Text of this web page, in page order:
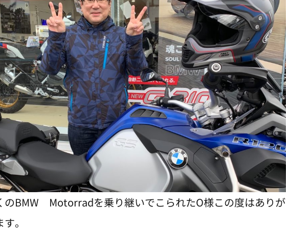
のBMW Motorradを乗り継いでこられたO様この度はありが
。